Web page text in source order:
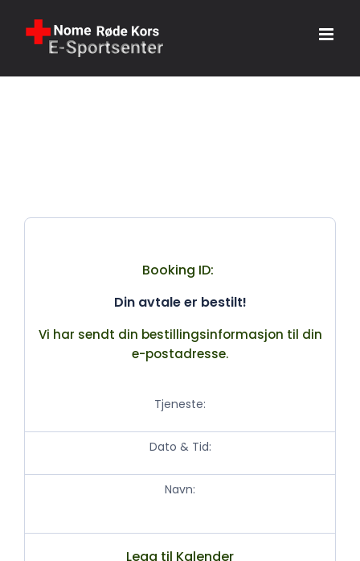
innhold
Booking ID:
Din avtale er bestilt!
Vi har sendt din bestillingsinformasjon til din
e-postadresse.
Tjeneste:
Dato & Tid:
Navn:
Legg til Kalender